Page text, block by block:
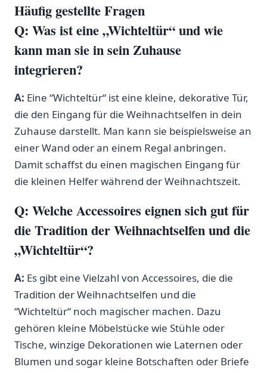
Häufig gestellte Fragen
Q:⁣ Was ist eine „Wichteltür“ und wie
kann man sie in sein Zuhause
integrieren?
A: Eine ‌“Wichteltür“ ist eine kleine,⁤ dekorative Tür,‍
die den Eingang für die Weihnachtselfen in dein
Zuhause darstellt. ⁢Man⁣ kann⁤ sie beispielsweise an
einer Wand oder an⁢ einem Regal anbringen.
Damit schaffst du einen magischen⁣ Eingang für‍
die kleinen‌ Helfer während der Weihnachtszeit.
Q: Welche Accessoires eignen sich ⁣gut für
die Tradition der Weihnachtselfen und die
„Wichteltür“?
A: Es gibt‍ eine Vielzahl von Accessoires, die die
Tradition der Weihnachtselfen und die ​
“Wichteltür“ noch⁣ magischer machen. Dazu
gehören kleine Möbelstücke wie Stühle oder
Tische, winzige Dekorationen wie⁢ Laternen oder
Blumen und sogar ‍kleine Botschaften oder Briefe